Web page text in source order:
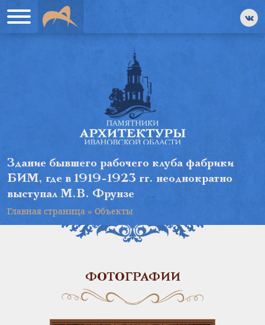
Здание бывшего рабочего клуба фабрики
БИМ, где в 1919-1923 гг. неоднократно
выступал М.В. Фрунзе
Главная страница » Объекты
ФОТОГРАФИИ